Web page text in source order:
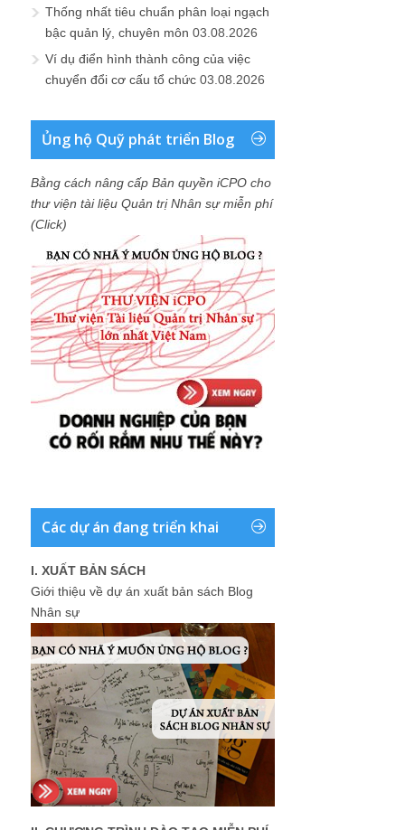
Thống nhất tiêu chuẩn phân loại ngạch
bậc quản lý, chuyên môn 03.08.2026
Ví dụ điển hình thành công của việc
chuyển đổi cơ cấu tổ chức 03.08.2026
Ủng hộ Quỹ phát triển Blog
Bằng cách nâng cấp Bản quyền iCPO cho
thư viện tài liệu Quản trị Nhân sự miễn phí
(Click)
Các dự án đang triển khai
I. XUẤT BẢN SÁCH
Giới thiệu về dự án xuất bản sách Blog
Nhân sự